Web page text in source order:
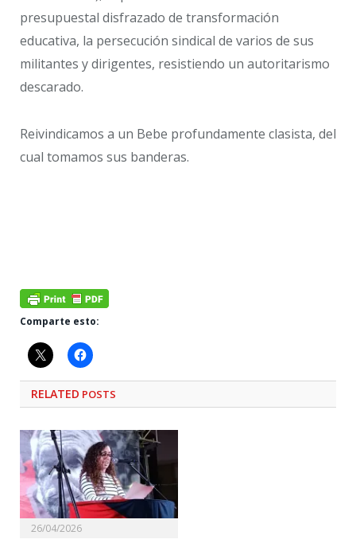
presupuestal disfrazado de transformación
educativa, la persecución sindical de varios de sus
militantes y dirigentes, resistiendo un autoritarismo
descarado.
Reivindicamos a un Bebe profundamente clasista, del
cual tomamos sus banderas.
Comparte esto:
RELATED POSTS
26/04/2026